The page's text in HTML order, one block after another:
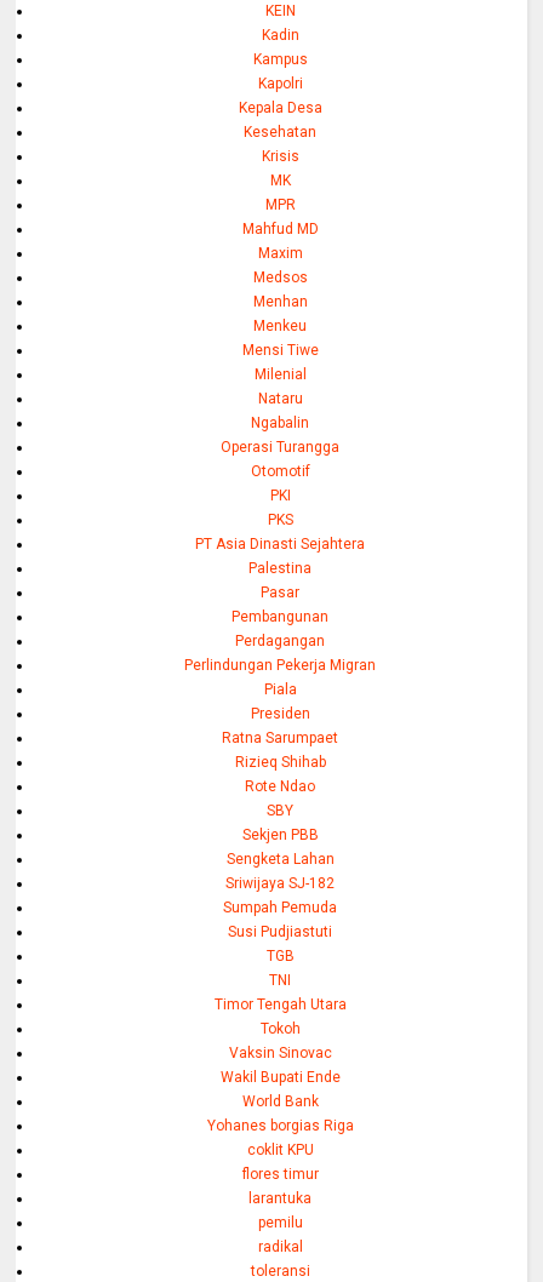
KEIN
Kadin
Kampus
Kapolri
Kepala Desa
Kesehatan
Krisis
MK
MPR
Mahfud MD
Maxim
Medsos
Menhan
Menkeu
Mensi Tiwe
Milenial
Nataru
Ngabalin
Operasi Turangga
Otomotif
PKI
PKS
PT Asia Dinasti Sejahtera
Palestina
Pasar
Pembangunan
Perdagangan
Perlindungan Pekerja Migran
Piala
Presiden
Ratna Sarumpaet
Rizieq Shihab
Rote Ndao
SBY
Sekjen PBB
Sengketa Lahan
Sriwijaya SJ-182
Sumpah Pemuda
Susi Pudjiastuti
TGB
TNI
Timor Tengah Utara
Tokoh
Vaksin Sinovac
Wakil Bupati Ende
World Bank
Yohanes borgias Riga
coklit KPU
flores timur
larantuka
pemilu
radikal
toleransi